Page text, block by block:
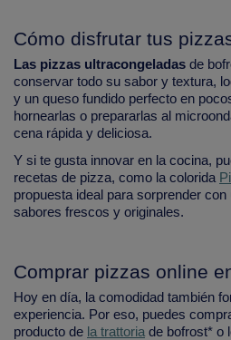
Cómo disfrutar tus
Las pizzas ultracongeladas de
conservar todo su sabor y textura,
y un queso fundido perfecto en
hornearlas o prepararlas al
cena rápida y deliciosa.
Y si te gusta innovar en la cocina,
recetas de pizza, como la colorida
propuesta ideal para sorprender
sabores frescos y originales.
Comprar pizzas online
Hoy en día, la comodidad también
experiencia. Por eso, puedes
producto de la trattoria de bofrost* o